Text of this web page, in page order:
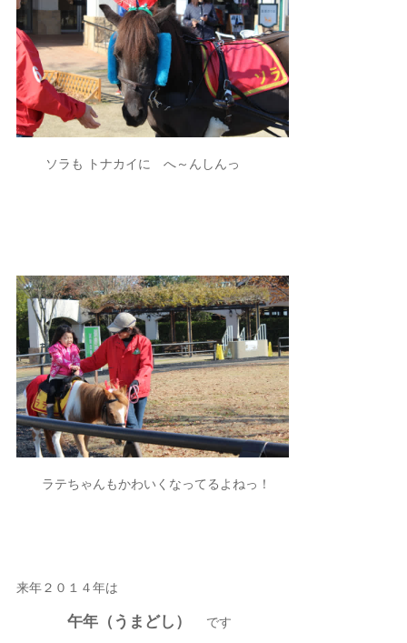
ソラも トナカイに へ～んしんっ
ラテちゃんもかわいくなってるよねっ！
来年２０１４年は
午年（うまどし） です